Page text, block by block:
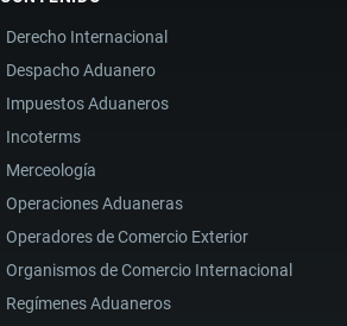
Derecho Internacional
Despacho Aduanero
Impuestos Aduaneros
Incoterms
Merceología
Operaciones Aduaneras
Operadores de Comercio Exterior
Organismos de Comercio Internacional
Regímenes Aduaneros